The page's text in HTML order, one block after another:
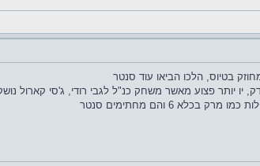
בטיוס, הלכו הביאו עוד סנטר
יו יותר פצוע מאשר משחק כנ"ל לגבי רודי, ג'סי קארול נושק
בכלא 6 והם מחתימים סנטר